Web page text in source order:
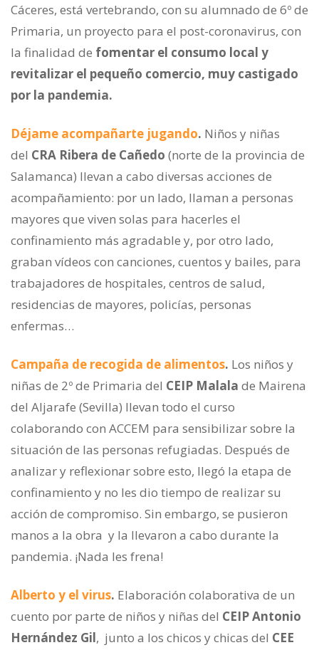
Cáceres, está vertebrando, con su alumnado de 6º de
Primaria, un proyecto para el post-coronavirus, con
la finalidad de fomentar el consumo local y
revitalizar el pequeño comercio, muy castigado
por la pandemia.
Déjame acompañarte jugando. Niños y niñas
del CRA Ribera de Cañedo (norte de la provincia de
Salamanca) llevan a cabo diversas acciones de
acompañamiento: por un lado, llaman a personas
mayores que viven solas para hacerles el
confinamiento más agradable y, por otro lado,
graban vídeos con canciones, cuentos y bailes, para
trabajadores de hospitales, centros de salud,
residencias de mayores, policías, personas
enfermas…
Campaña de recogida de alimentos. Los niños y
niñas de 2º de Primaria del CEIP Malala de Mairena
del Aljarafe (Sevilla) llevan todo el curso
colaborando con ACCEM para sensibilizar sobre la
situación de las personas refugiadas. Después de
analizar y reflexionar sobre esto, llegó la etapa de
confinamiento y no les dio tiempo de realizar su
acción de compromiso. Sin embargo, se pusieron
manos a la obra y la llevaron a cabo durante la
pandemia. ¡Nada les frena!
Alberto y el virus. Elaboración colaborativa de un
cuento por parte de niños y niñas del CEIP Antonio
Hernández Gil, junto a los chicos y chicas del CEE